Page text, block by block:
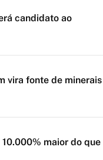
candidato ao
vira fonte de minerais
maior do que